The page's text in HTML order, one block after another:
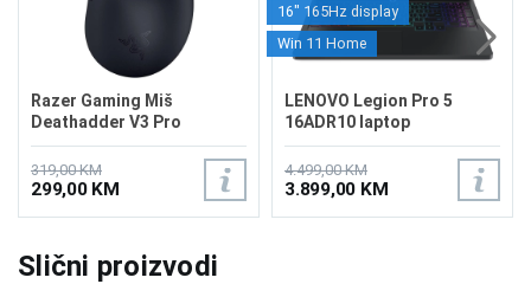
Razer Gaming Miš
Deathadder V3 Pro
Wireless Black
319,00 KM
299,00 KM
16" 165Hz display
Win 11 Home
LENOVO Legion Pro 5
16ADR10 laptop
83LT000MUS
4.499,00 KM
3.899,00 KM
Slični proizvodi